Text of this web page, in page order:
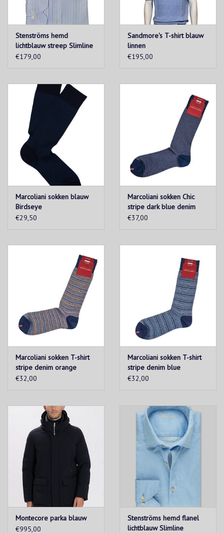
Stenströms hemd
lichtblauw streep Slimline
€179,00
Sandmore's T-shirt blauw
linnen
€195,00
Marcoliani sokken blauw
Birdseye
€29,50
Marcoliani sokken Chic
stripe dark blue denim
€37,00
Marcoliani sokken T-shirt
stripe denim orange
€32,00
Marcoliani sokken T-shirt
stripe denim blue
€32,00
Montecore parka blauw
€995,00
Stenströms hemd flanel
lichtblauw Slimline